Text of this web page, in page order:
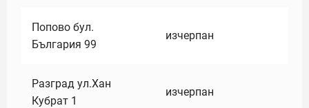
Попово бул.
България 99
изчерпан
Разград ул.Хан
Кубрат 1
изчерпан